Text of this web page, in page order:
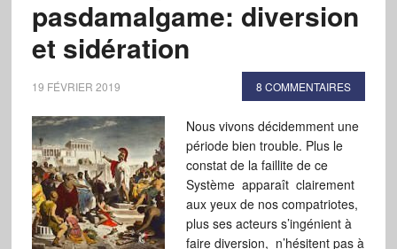
pasdamalgame: diversion
et sidération
19 FÉVRIER 2019 8 COMMENTAIRES
Nous vivons décidemment une
période bien trouble. Plus le
constat de la faillite de ce
Système apparaît clairement
aux yeux de nos compatriotes,
plus ses acteurs s’ingénient à
faire diversion, n’hésitent pas à